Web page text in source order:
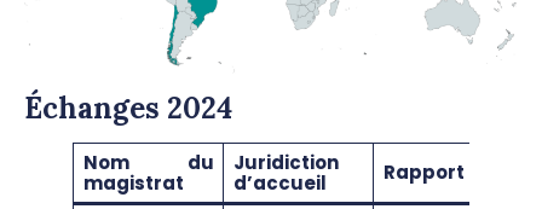
Échanges 2024
Nom du
magistrat
Juridiction
d’accueil
Rapport